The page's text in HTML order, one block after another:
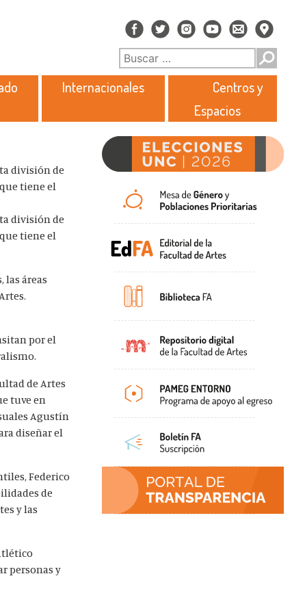
Internacionales
Centros y
Espacios
división de
tiene el
división de
tiene el
las áreas
por el
de Artes
tuve en
Agustín
diseñar el
Federico
de
y las
personas y